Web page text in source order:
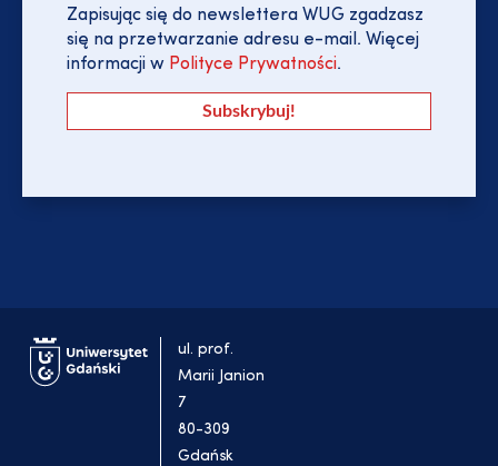
Zapisując się do newslettera WUG zgadzasz
się na przetwarzanie adresu e-mail. Więcej
informacji w Polityce Prywatności.
ul. prof.
Marii Janion
7
80-309
Gdańsk